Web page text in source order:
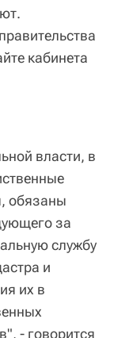
кабинета
власти, в
обязаны
за
службу
и
их в
- говорится